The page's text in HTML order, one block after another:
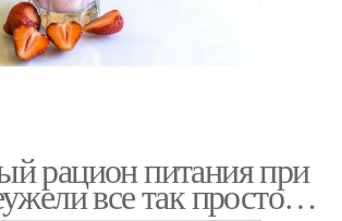
рацион питания при
все так просто…